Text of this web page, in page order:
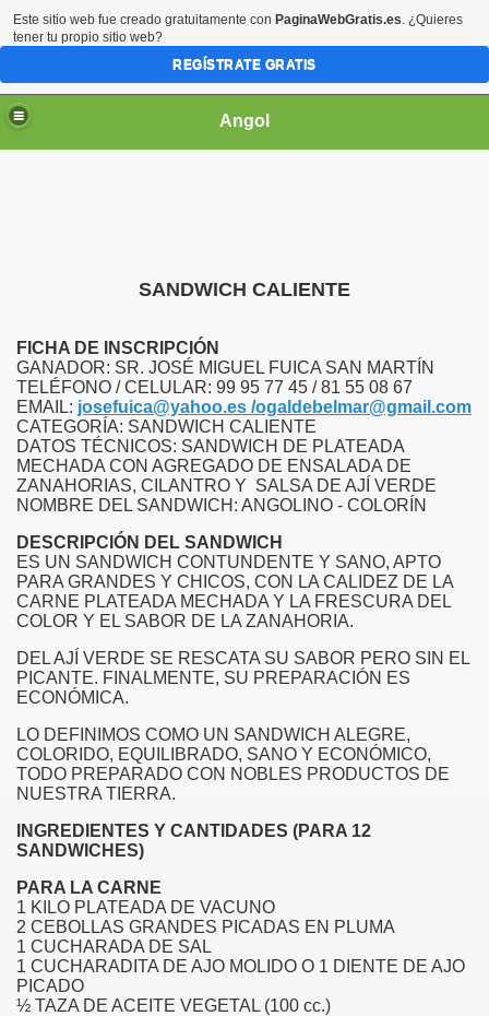
Angol
SANDWICH CALIENTE
FICHA DE INSCRIPCIÓN
GANADOR: SR. JOSÉ MIGUEL FUICA SAN MARTÍN
TELÉFONO / CELULAR: 99 95 77 45 / 81 55 08 67
EMAIL: josefuica@yahoo.es /ogaldebelmar@gmail.com
CATEGORÍA: SANDWICH CALIENTE
DATOS TÉCNICOS: SANDWICH DE PLATEADA
MECHADA CON AGREGADO DE ENSALADA DE
ZANAHORIAS, CILANTRO Y SALSA DE AJÍ VERDE
NOMBRE DEL SANDWICH: ANGOLINO - COLORÍN
DESCRIPCIÓN DEL SANDWICH
ES UN SANDWICH CONTUNDENTE Y SANO, APTO
PARA GRANDES Y CHICOS, CON LA CALIDEZ DE LA
CARNE PLATEADA MECHADA Y LA FRESCURA DEL
COLOR Y EL SABOR DE LA ZANAHORIA.
DEL AJÍ VERDE SE RESCATA SU SABOR PERO SIN EL
PICANTE. FINALMENTE, SU PREPARACIÓN ES
ECONÓMICA.
LO DEFINIMOS COMO UN SANDWICH ALEGRE,
COLORIDO, EQUILIBRADO, SANO Y ECONÓMICO,
TODO PREPARADO CON NOBLES PRODUCTOS DE
NUESTRA TIERRA.
INGREDIENTES Y CANTIDADES (PARA 12
SANDWICHES)
PARA LA CARNE
1 KILO PLATEADA DE VACUNO
2 CEBOLLAS GRANDES PICADAS EN PLUMA
1 CUCHARADA DE SAL
1 CUCHARADITA DE AJO MOLIDO O 1 DIENTE DE AJO
PICADO
½ TAZA DE ACEITE VEGETAL (100 cc.)
A LA CIUDAD DE ANGOL
SUSTENTABLE
DE ANGOL
Este sitio web fue creado gratuitamente con PaginaWebGratis.es. ¿Quieres
tener tu propio sitio web?
REGÍSTRATE GRATIS